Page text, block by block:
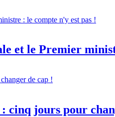
et le Premier
jours pour